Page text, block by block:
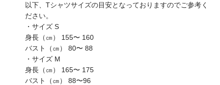
以下、Tシャツサイズの目安となっておりますのでご参考く
ださい。
・サイズ S
身長（㎝） 155〜 160
バスト（㎝） 80〜 88
・サイズ M
身長（㎝） 165〜 175
バスト（㎝） 88〜96